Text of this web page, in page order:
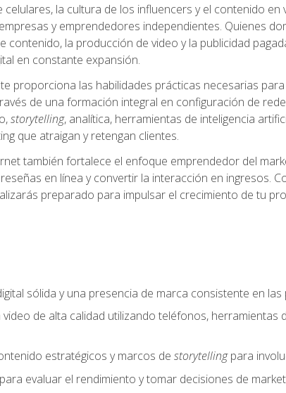
celulares, la cultura de los influencers y el contenido
y emprendedores independientes. Quienes
contenido, la producción de video y la publicidad
en constante expansión.
proporciona las habilidades prácticas necesarias
de una formación integral en configuración de
storytelling, analítica, herramientas de inteligencia
que atraigan y retengan clientes.
también fortalece el enfoque emprendedor del
en línea y convertir la interacción en ingresos.
preparado para impulsar el crecimiento de tu
sólida y una presencia de marca consistente en
de alta calidad utilizando teléfonos,
estratégicos y marcos de storytellingpara
evaluar el rendimiento y tomar decisiones de